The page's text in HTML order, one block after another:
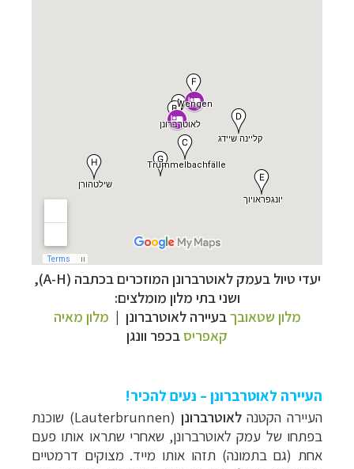
יעדי טיול בעמק לאוטרברונן המוזכרים בכתבה (A-H),
ושני בתי מלון מומלצים:
מלון שטאובךבעיירה לאוטרברונן | מלון מאיה
קאפריס בכפר וונגן
העיירה לאוטרברונן – נעים להכיר!
העיירה הקטנהלאוטרברונן (
Lauterbrunnen) שוכנת
בפתחו של עמק לאוטרברונן, שאחרי שתראו אותו פעם
אחת (גם בתמונה) תזהו אותו מייד. מצוקים דרמטיים